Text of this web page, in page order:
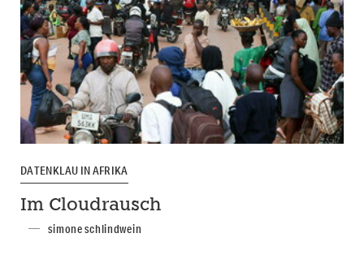
DATENKLAU IN AFRIKA
Im Cloudrausch
simone schlindwein